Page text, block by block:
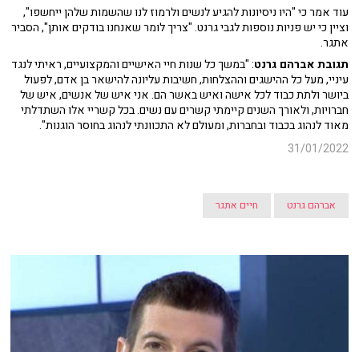
עוד אמר כי "היו ניסיונות להגיע לנשים ולרמוז לנו שהשמות שלהן ייחשפו",
וציין כי יש פניות נוספות לגבי גרנט. "צריך לומר שאנחנו בודקים אותן", הסביר
אתגר.
תגובת אברהם גרנט: "במשך כל שנות חיי האישיים והמקצועיים, ראיתי לנגד
עיניי, מעל כל ההישגים וההצלחות, חשיבות עליונה להישאר בן אדם, לפעול
ביושר ולתת כבוד לכל אישה ואיש באשר הם. אני איש של אנשים, איש של
חברויות, ולאורך השנים קיימתי קשרים עם נשים. בכל קשריי אלו השתדלתי
מאוד לנהוג בכבוד ובחברות, ומעולם לא התכוונתי לנהוג בחוסר הוגנות".
31/01/2022
אברהם גרנט חיים אתגר